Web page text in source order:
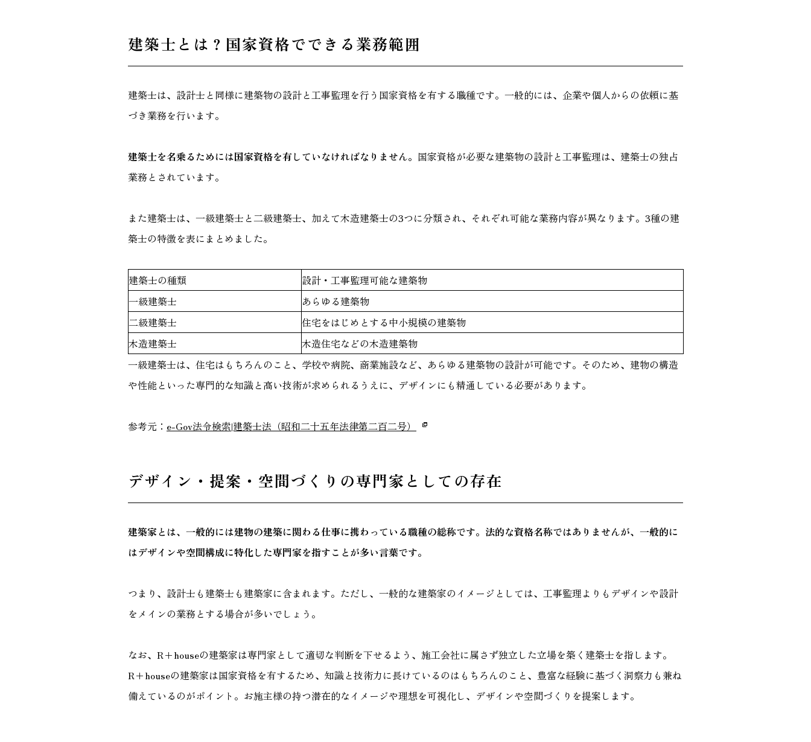
建築士とは？国家資格でできる業務範囲
建築士は、設計士と同様に建築物の設計と工事監理を行う国家資格を有する職種です。一般的には、企業や個人からの依頼に基
づき業務を行います。
建築士を名乗るためには国家資格を有していなければなりません。 国家資格が必要な建築物の設計と工事監理は、建築士の独占
業務とされています。
また建築士は、一級建築士と二級建築士、加えて木造建築士の3つに分類され、それぞれ可能な業務内容が異なります。3種の建
築士の特徴を表にまとめました。
建築士の種類
設計・工事監理可能な建築物
一級建築士
あらゆる建築物
二級建築士
住宅をはじめとする中小規模の建築物
木造建築士
木造住宅などの木造建築物
一級建築士は、住宅はもちろんのこと、学校や病院、商業施設など、あらゆる建築物の設計が可能です。そのため、建物の構造
や性能といった専門的な知識と高い技術が求められるうえに、デザインにも精通している必要があります。
参考元： e-Gov法令検索|建築士法（昭和二十五年法律第二百二号）
デザイン・提案・空間づくりの専門家としての存在
建築家とは、一般的には建物の建築に関わる仕事に携わっている職種の総称です。法的な資格名称ではありませんが、一般的に
はデザインや空間構成に特化した専門家を指すことが多い言葉です。
つまり、設計士も建築士も建築家に含まれます。ただし、一般的な建築家のイメージとしては、工事監理よりもデザインや設計
をメインの業務とする場合が多いでしょう。
なお、R+houseの建築家は専門家として適切な判断を下せるよう、施工会社に属さず独立した立場を築く建築士を指します。
R+houseの建築家は国家資格を有するため、知識と技術力に長けているのはもちろんのこと、豊富な経験に基づく洞察力も兼ね
備えているのがポイント。お施主様の持つ潜在的なイメージや理想を可視化し、デザインや空間づくりを提案します。